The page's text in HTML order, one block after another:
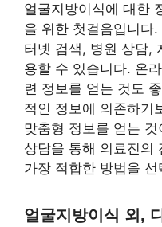
얼굴지방이식에 대한
을 위한 첫걸음입니다
터넷 검색, 병원 상담,
용할 수 있습니다. 온
련 정보를 얻는 것도
적인 정보에 의존하기
맞춤형 정보를 얻는
상담을 통해 의료진의
가장 적합한 방법을
얼굴지방이식 외,